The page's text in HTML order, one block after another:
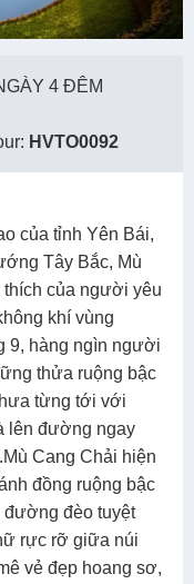
4 ĐÊM
HVTO0092
của tỉnh Yên Bái,
Tây Bắc, Mù
của người yêu
khí vùng
9, hàng ngìn người
thửa ruộng bậc
từng tới với
lên đường ngay
Cang Chải hiện
đồng ruộng bậc
đường đèo tuyệt
rực rỡ giữa núi
vẻ đẹp hoang sơ,